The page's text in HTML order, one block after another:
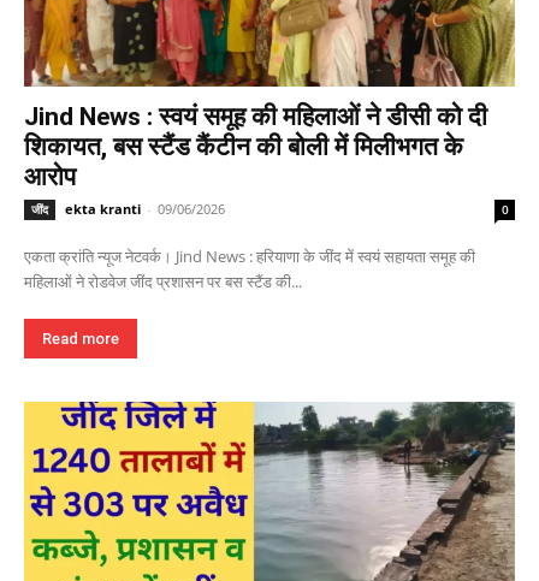
Jind News : स्वयं समूह की महिलाओं ने डीसी को दी
शिकायत, बस स्टैंड कैंटीन की बोली में मिलीभगत के
आरोप
जींद ekta kranti - 09/06/2026 0
एकता क्रांति न्यूज नेटवर्क। Jind News : हरियाणा के जींद में स्वयं सहायता समूह की
महिलाओं ने रोडवेज जींद प्रशासन पर बस स्टैंड की...
Read more